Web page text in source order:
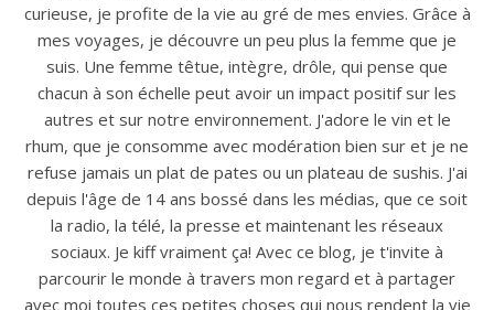
curieuse, je profite de la vie au gré de mes envies. Grâce à
mes voyages, je découvre un peu plus la femme que je
suis. Une femme têtue, intègre, drôle, qui pense que
chacun à son échelle peut avoir un impact positif sur les
autres et sur notre environnement. J'adore le vin et le
rhum, que je consomme avec modération bien sur et je ne
refuse jamais un plat de pates ou un plateau de sushis. J'ai
depuis l'âge de 14 ans bossé dans les médias, que ce soit
la radio, la télé, la presse et maintenant les réseaux
sociaux. Je kiff vraiment ça! Avec ce blog, je t'invite à
parcourir le monde à travers mon regard et à partager
avec moi toutes ces petites choses qui nous rendent la vie